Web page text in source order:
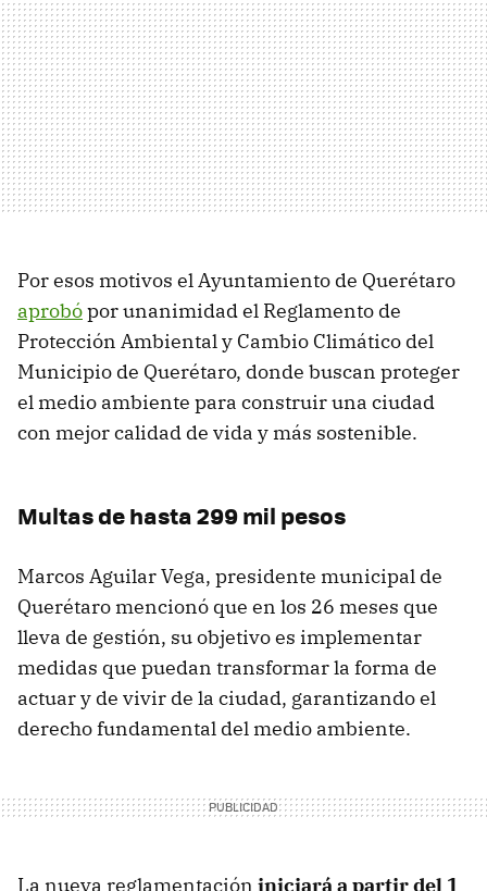
Por esos motivos el Ayuntamiento de Querétaro
aprobópor unanimidad el Reglamento de
Protección Ambiental y Cambio Climático del
Municipio de Querétaro, donde buscan proteger
el medio ambiente para construir una ciudad
con mejor calidad de vida y más sostenible.
Multas de hasta 299 mil pesos
Marcos Aguilar Vega, presidente municipal de
Querétaro mencionó que en los 26 meses que
lleva de gestión, su objetivo es implementar
medidas que puedan transformar la forma de
actuar y de vivir de la ciudad, garantizando el
derecho fundamental del medio ambiente.
La nueva reglamentación iniciará a partir del 1